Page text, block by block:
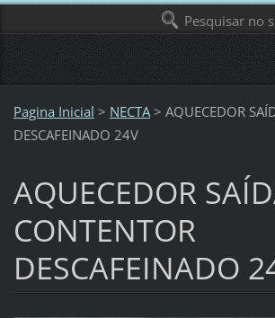
Pagina Inicial > NECTA > AQUECEDOR
DESCAFEINADO 24V
AQUECEDOR
CONTENTOR
DESCAFEINADO
Pesquisar no